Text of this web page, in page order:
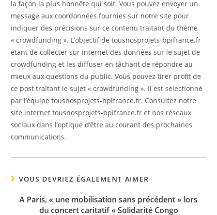
la façon la plus honnête qui soit. Vous pouvez envoyer un
message aux coordonnées fournies sur notre site pour
indiquer des précisions sur ce contenu traitant du thème
« crowdfunding ». L’objectif de tousnosprojets-bpifrance.fr
étant de collecter sur internet des données sur le sujet de
crowdfunding et les diffuser en tâchant de répondre au
mieux aux questions du public. Vous pouvez tirer profit de
ce post traitant le sujet « crowdfunding ». Il est sélectionné
par l’équipe tousnosprojets-bpifrance.fr. Consultez notre
site internet tousnosprojets-bpifrance.fr et nos réseaux
sociaux dans l’optique d’être au courant des prochaines
communications.
VOUS DEVRIEZ ÉGALEMENT AIMER
A Paris, « une mobilisation sans précédent » lors
du concert caritatif « Solidarité Congo